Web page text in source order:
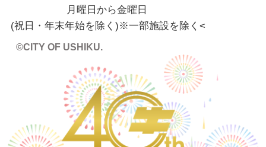
月曜日から金曜日
(祝日・年末年始を除く)※一部施設を除く <
©CITY OF USHIKU.